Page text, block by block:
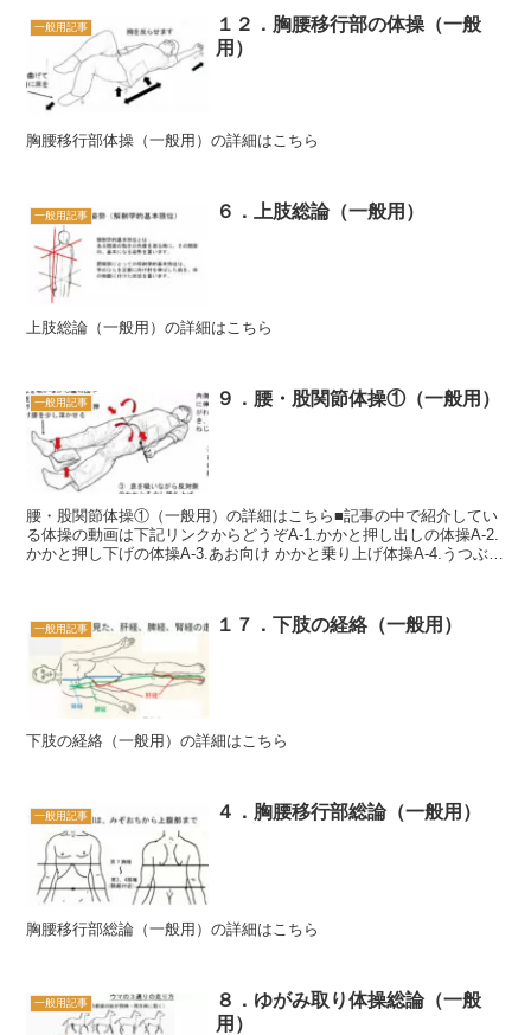
一般用記事
１２．胸腰移行部の体操（一般
用）
胸腰移行部体操（一般用）の詳細はこちら
一般用記事 ６．上肢総論（一般用）
上肢総論（一般用）の詳細はこちら
一般用記事 ９．腰・股関節体操①（一般用）
腰・股関節体操①（一般用）の詳細はこちら■記事の中で紹介してい
る体操の動画は下記リンクからどうぞA-1.かかと押し出しの体操A-2.
かかと押し下げの体操A-3.あお向け かかと乗り上げ体操A-4.うつぶせ
一般用記事 １７．下肢の経絡（一般用）
下肢の経絡（一般用）の詳細はこちら
一般用記事 ４．胸腰移行部総論（一般用）
胸腰移行部総論（一般用）の詳細はこちら
一般用記事
８．ゆがみ取り体操総論（一般
用）